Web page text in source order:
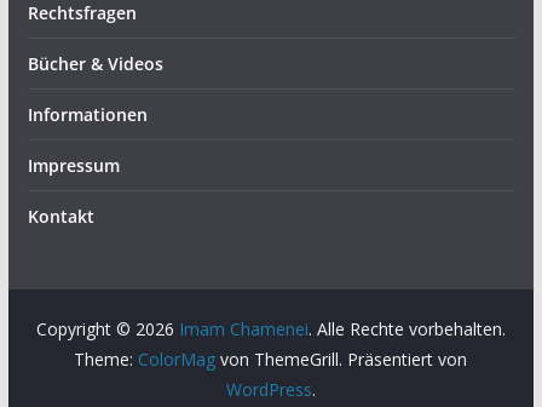
Rechtsfragen
Bücher & Videos
Informationen
Impressum
Kontakt
Copyright © 2026 Imam Chamenei. Alle Rechte vorbehalten.
Theme: ColorMag von ThemeGrill. Präsentiert von
WordPress.